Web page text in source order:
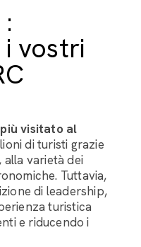
vostri
visitato al
di turisti grazie
varietà dei
Tuttavia,
di leadership,
turistica
e riducendo i